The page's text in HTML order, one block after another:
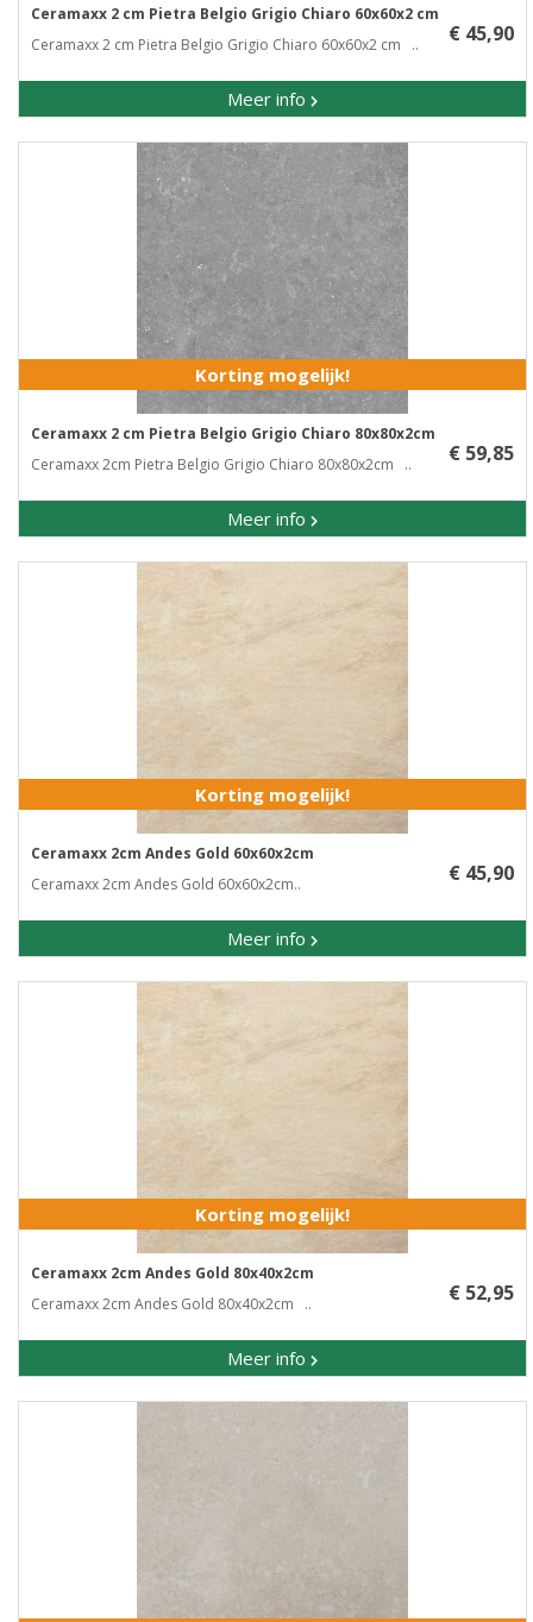
Ceramaxx 2 cm Pietra Belgio Grigio Chiaro 60x60x2 cm
Ceramaxx 2 cm Pietra Belgio Grigio Chiaro 60x60x2 cm ..
Meer info
€ 45,90
Korting mogelijk!
Ceramaxx 2 cm Pietra Belgio Grigio Chiaro 80x80x2cm
Ceramaxx 2cm Pietra Belgio Grigio Chiaro 80x80x2cm ..
Meer info
€ 59,85
Korting mogelijk!
Ceramaxx 2cm Andes Gold 60x60x2cm
Ceramaxx 2cm Andes Gold 60x60x2cm..
Meer info
€ 45,90
Korting mogelijk!
Ceramaxx 2cm Andes Gold 80x40x2cm
Ceramaxx 2cm Andes Gold 80x40x2cm ..
Meer info
€ 52,95